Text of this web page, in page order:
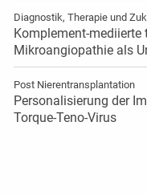
Diagnostik, Therapie und
Komplement-
Mikroangiopathie als
Post Nierentransplantation
Personalisierung der
Torque-Teno-Virus